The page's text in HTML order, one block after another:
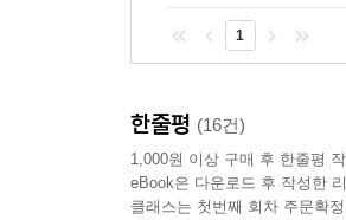
공식 입장을 발표했다.
비판해 왔고, 거침없는
대한 ‘앙갚음’(사실 이는
제국선전책에 임명한다
260쪽
있었다. - 415～416쪽에서
모든 분야를 통제했다. 라
이후 교과서적인 전범이 되
1
한줄평 (16건)
1,000원 이상 구매 후 한줄평
eBook은 다운로드 후 작성한
클래스는 첫번째 회차 주문확